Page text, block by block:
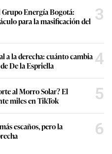
Energía Bogotá:
para la masificación del 3
a la derecha: cuánto cambia
De la Espriella
4
al Morro Solar? El
miles en TikTok
5
escaños, pero la
6